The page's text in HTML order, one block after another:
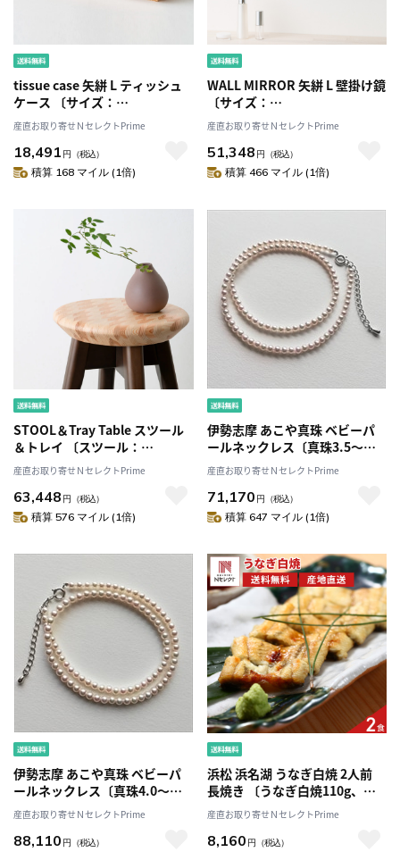
tissue case 矢絣 L ティッシュ
ケース 〔サイズ：
W271×D147×H44mm〕［北
海道・離島 配送不可］
産直お取り寄せＮセレクトPrime
18,491 円 （税込）
積算 168 マイル (1倍)
WALL MIRROR 矢絣 L 壁掛け鏡
〔サイズ：
W500×H500×D153mm、ガ
ラス管付き〕［北海道・離島 配
送不可］
産直お取り寄せＮセレクトPrime
51,348 円 （税込）
積算 466 マイル (1倍)
STOOL＆Tray Table スツール
＆トレイ 〔スツール：
270×270×H470mm トレイ：
340×340×H18mm〕［北海
道・離島 配送不可］
産直お取り寄せＮセレクトPrime
63,448 円 （税込）
積算 576 マイル (1倍)
伊勢志摩 あこや真珠 ベビーパ
ールネックレス〔真珠3.5～
4.0mm、全長約42cm〕
産直お取り寄せＮセレクトPrime
71,170 円 （税込）
積算 647 マイル (1倍)
伊勢志摩 あこや真珠 ベビーパ
ールネックレス〔真珠4.0～
4.5mm、全長約42cm〕
産直お取り寄せＮセレクトPrime
88,110 円 （税込）
浜松 浜名湖 うなぎ白焼 2人前
長焼き 〔うなぎ白焼110g、醤
油5ml、わさび2g、粉末吸物
3.7g 各2〕［沖縄県・離島 配送
不可］
産直お取り寄せＮセレクトPrime
8,160 円 （税込）